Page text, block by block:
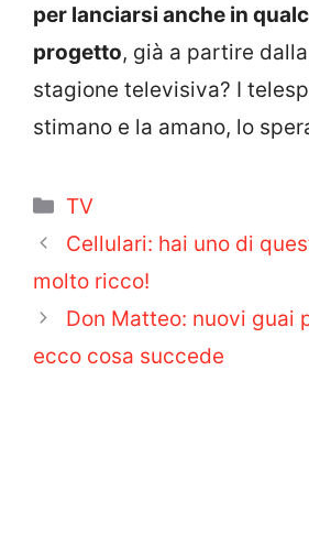
per lanciarsi anche in
progetto, già a partire
stagione televisiva? I
stimano e la amano, lo
Categorie
TV
Cellulari: hai uno di
molto ricco!
Don Matteo: nuovi guai
ecco cosa succede